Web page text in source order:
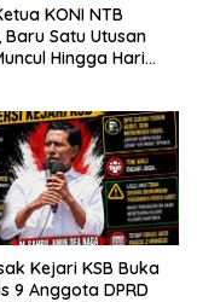
KONI NTB
Baru Satu Utusan
Hingga Hari
Kejari KSB Buka
9 Anggota DPRD